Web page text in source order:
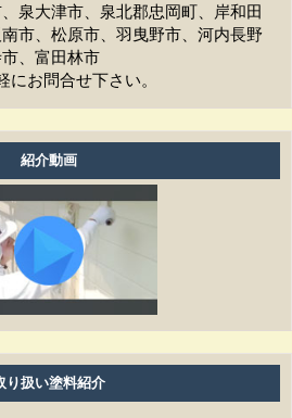
はどうなりますか？
か？
うなっていますか？
る時は、換気扇・お風呂・エアコ
？
ありますか？
で必要ですか？
？
きれいになりますか？
泉大津市、泉北郡忠岡町、岸和田
市、松原市、羽曳野市、河内長野
、富田林市
にお問合せ下さい。
紹介動画
り扱い塗料紹介